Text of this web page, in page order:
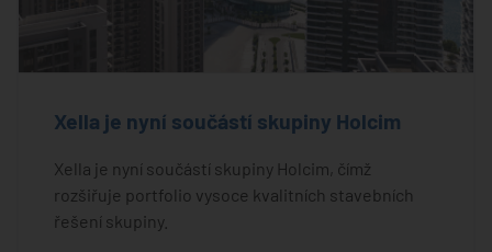
Xella je nyní součástí skupiny Holcim
Xella je nyní součástí skupiny Holcim, čímž
rozšiřuje portfolio vysoce kvalitních stavebních
řešení skupiny.